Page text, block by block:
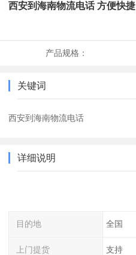
西安到海南物流电话 方便快捷
产品规格：
关键词
西安到海南物流电话
详细说明
目的地 全国
上门提货 支持